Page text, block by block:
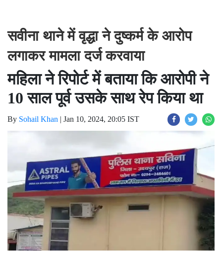
सवीना थाने में वृद्धा ने दुष्कर्म के आरोप
लगाकर मामला दर्ज करवाया
महिला ने रिपोर्ट में बताया कि आरोपी ने
10 साल पूर्व उसके साथ रेप किया था
By Sohail Khan | Jan 10, 2024, 20:05 IST